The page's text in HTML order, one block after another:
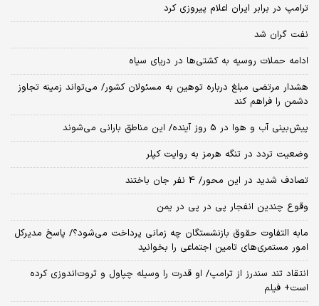
ترامپ در برابر ایران اعلام پیروزی کرد
نفت گران شد
ادامه حملات روسیه به کشتی‌ها در دریای سیاه
هشدار مرتضی مبلغ درباره توهین به مسئولان کشور/ می‌تواند زمینه تجاوز
دشمن را فراهم کند
پیش‌بینی آب و هوا در 5 روز آینده/ این مناطق بارانی می‌شوند
وضعیت تردد در تنگه هرمز به روایت کپلر
تصادف شدید در این محور/ 4 نفر جان باختند
وقوع چندین انفجار پی در پی در یمن
مابه التفاوت حقوق بازنشستگان چه زمانی پرداخت می‌شود؟/ پاسخ مدیرکل
امور مستمری‌های تامین اجتماعی را بخوانید
انتقاد تند سندرز از ترامپ/ او قدرت را وسیله چپاول و ثروت‌اندوزی کرده
است+ فیلم